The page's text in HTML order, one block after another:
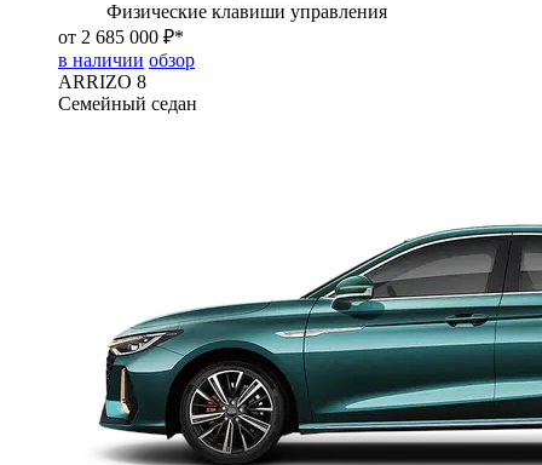
Физические клавиши управления
от 2 685 000 ₽*
в наличии обзор
ARRIZO 8
Семейный седан